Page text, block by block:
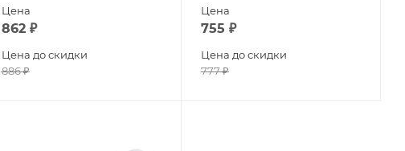
Цена
862₽
Цена до скидки
886₽
Цена
755 ₽
Цена до скидки
777₽